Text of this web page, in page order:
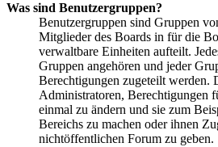
Was sind Benutzergruppen?
Benutzergruppen sind Gruppen
Mitglieder des Boards in für die
verwaltbare Einheiten aufteilt.
Gruppen angehören und jeder
Berechtigungen zugeteilt werden.
Administratoren, Berechtigungen
einmal zu ändern und sie zum
Bereichs zu machen oder ihnen
nichtöffentlichen Forum zu geben.